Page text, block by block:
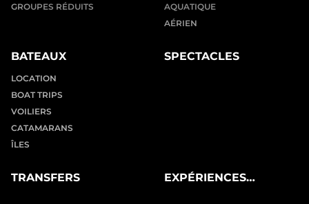
GROUPES RÉDUITS
AQUATIQUE
AÉRIEN
BATEAUX
LOCATION
BOAT TRIPS
VOILIERS
CATAMARANS
ÎLES
SPECTACLES
TRANSFERS
EXPÉRIENCES